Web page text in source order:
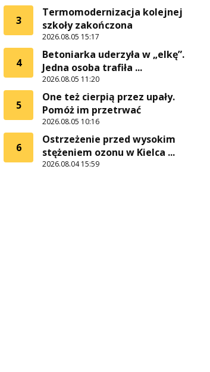
3
Termomodernizacja kolejnej
szkoły zakończona
2026.08.05 15:17
4
Betoniarka uderzyła w „elkę”.
Jedna osoba trafiła ...
2026.08.05 11:20
5
One też cierpią przez upały.
Pomóż im przetrwać
2026.08.05 10:16
6
Ostrzeżenie przed wysokim
stężeniem ozonu w Kielca ...
2026.08.04 15:59